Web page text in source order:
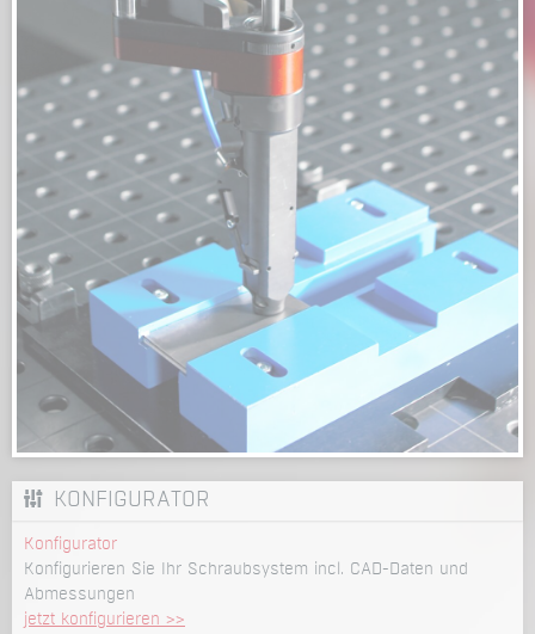
KONFIGURATOR
Konfigurator
Konfigurieren Sie Ihr Schraubsystem incl. CAD-Daten und
Abmessungen
jetzt konfigurieren >>